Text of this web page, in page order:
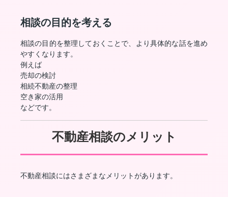
相談の目的を考える
相談の目的を整理しておくことで、より具体的な話を進め
やすくなります。
例えば
売却の検討
相続不動産の整理
空き家の活用
などです。
不動産相談のメリット
不動産相談にはさまざまなメリットがあります。